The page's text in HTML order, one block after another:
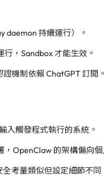
daemon 持續運行）。
，Sandbox 才能生效。
機制依賴 ChatGPT 訂閱。
入觸發程式執行的系統。
OpenClaw 的架構偏向個
考量類似但設定細節不同